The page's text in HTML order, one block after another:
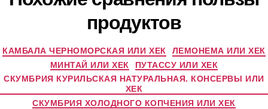
продуктов
КАМБАЛА ЧЕРНОМОРСКАЯ ИЛИ ХЕК ЛЕМОНЕМА ИЛИ ХЕК
МИНТАЙ ИЛИ ХЕК
ПУТАССУ ИЛИ ХЕК
СКУМБРИЯ КУРИЛЬСКАЯ НАТУРАЛЬНАЯ. КОНСЕРВЫ ИЛИ
ХЕК
СКУМБРИЯ ХОЛОДНОГО КОПЧЕНИЯ ИЛИ ХЕК